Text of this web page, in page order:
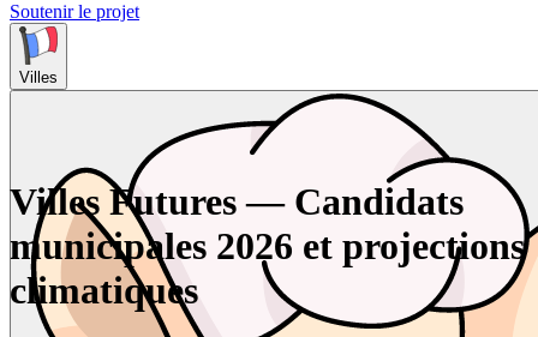
Soutenir le projet
Villes
Villes Futures — Candidats
municipales 2026 et projections
climatiques